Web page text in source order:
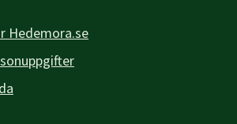
Hedemora.se